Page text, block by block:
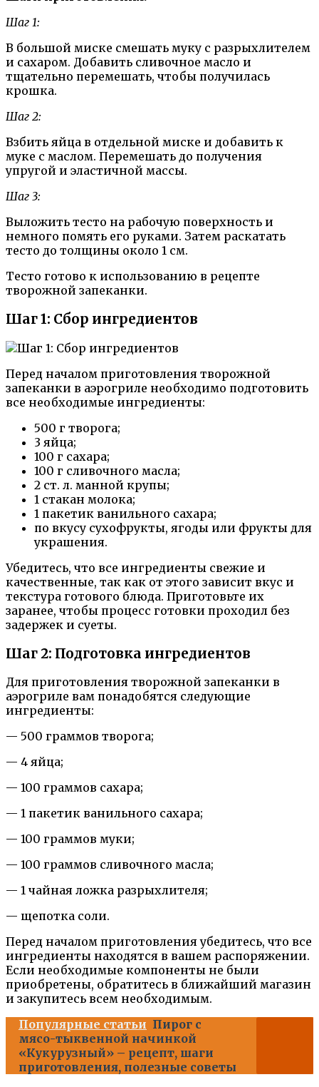
Шаг 1:
В большой миске смешать муку с разрыхлителем
и сахаром. Добавить сливочное масло и
тщательно перемешать, чтобы получилась
крошка.
Шаг 2:
Взбить яйца в отдельной миске и добавить к
муке с маслом. Перемешать до получения
упругой и эластичной массы.
Шаг 3:
Выложить тесто на рабочую поверхность и
немного помять его руками. Затем раскатать
тесто до толщины около 1 см.
Тесто готово к использованию в рецепте
творожной запеканки.
Шаг 1: Сбор ингредиентов
Перед началом приготовления творожной
запеканки в аэрогриле необходимо подготовить
все необходимые ингредиенты:
500 г творога;
3 яйца;
100 г сахара;
100 г сливочного масла;
2 ст. л. манной крупы;
1 стакан молока;
1 пакетик ванильного сахара;
по вкусу сухофрукты, ягоды или фрукты для
украшения.
Убедитесь, что все ингредиенты свежие и
качественные, так как от этого зависит вкус и
текстура готового блюда. Приготовьте их
заранее, чтобы процесс готовки проходил без
задержек и суеты.
Шаг 2: Подготовка ингредиентов
Для приготовления творожной запеканки в
аэрогриле вам понадобятся следующие
ингредиенты:
— 500 граммов творога;
— 4 яйца;
— 100 граммов сахара;
— 1 пакетик ванильного сахара;
— 100 граммов муки;
— 100 граммов сливочного масла;
— 1 чайная ложка разрыхлителя;
— щепотка соли.
Перед началом приготовления убедитесь, что все
ингредиенты находятся в вашем распоряжении.
Если необходимые компоненты не были
приобретены, обратитесь в ближайший магазин
и закупитесь всем необходимым.
Популярные статьи Пирог с
мясо-тыквенной начинкой
«Кукурузный» – рецепт, шаги
приготовления, полезные советы